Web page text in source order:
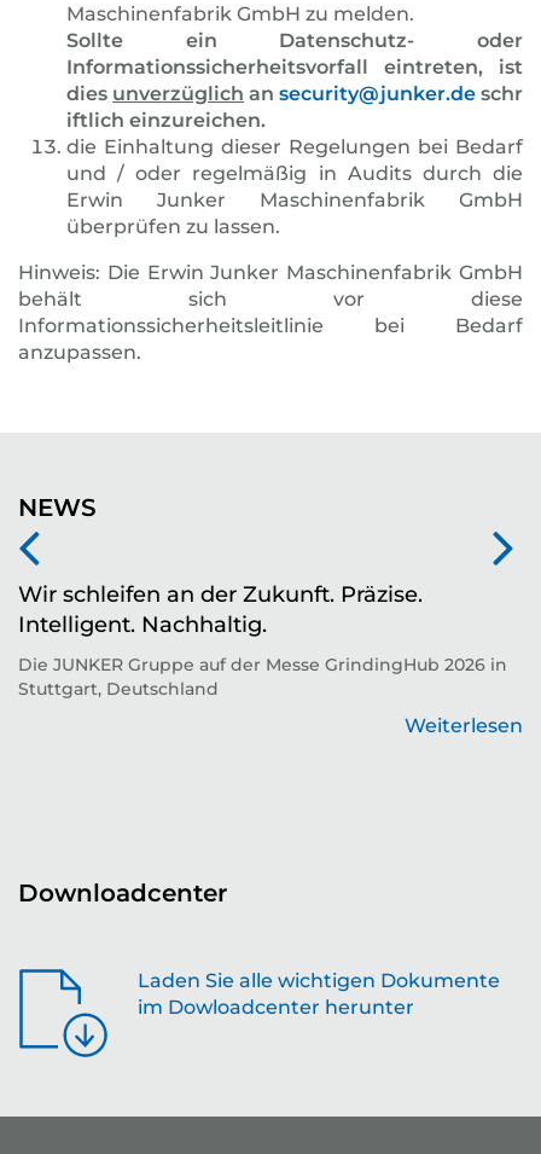
Maschinenfabrik GmbH zu melden.
Sollte ein Datenschutz- oder
Informationssicherheitsvorfall eintreten, ist
dies unverzüglich an security@junker.de schr
iftlich einzureichen.
die Einhaltung dieser Regelungen bei Bedarf
und / oder regelmäßig in Audits durch die
Erwin Junker Maschinenfabrik GmbH
überprüfen zu lassen.
Hinweis: Die Erwin Junker Maschinenfabrik GmbH
behält sich vor diese
Informationssicherheitsleitlinie bei Bedarf
anzupassen.
NEWS
Wir schleifen an der Zukunft. Präzise.
Intelligent. Nachhaltig.
Die JUNKER Gruppe auf der Messe GrindingHub 2026 in
Stuttgart, Deutschland
Weiterlesen
Downloadcenter
Laden Sie alle wichtigen Dokumente
im Dowloadcenter herunter